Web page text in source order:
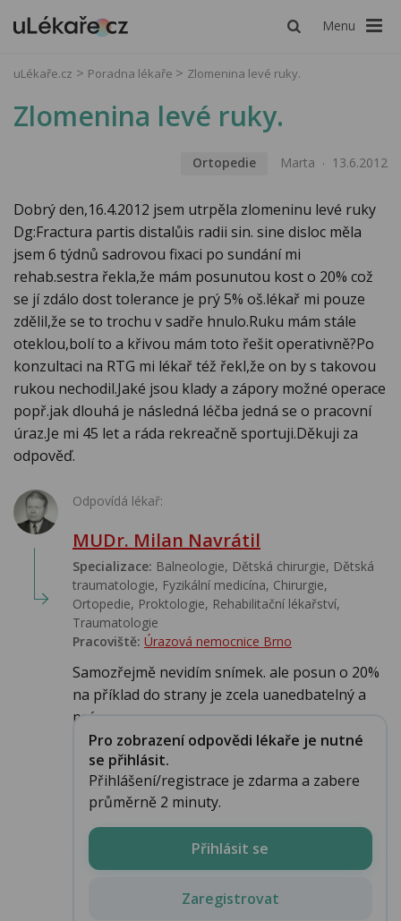
Menu
uLékaře.cz Poradna lékaře Zlomenina levé ruky.
Zlomenina levé ruky.
Ortopedie Marta 13.6.2012
Dobrý den,16.4.2012 jsem utrpěla zlomeninu levé ruky
Dg:Fractura partis distalůis radii sin. sine disloc měla
jsem 6 týdnů sadrovou fixaci po sundání mi
rehab.sestra řekla,že mám posunutou kost o 20% což
se jí zdálo dost tolerance je prý 5% oš.lékař mi pouze
zdělil,že se to trochu v sadře hnulo.Ruku mám stále
oteklou,bolí to a křivou mám toto řešit operativně?Po
konzultaci na RTG mi lékař též řekl,že on by s takovou
rukou nechodil.Jaké jsou klady a zápory možné operace
popř.jak dlouhá je následná léčba jedná se o pracovní
úraz.Je mi 45 let a ráda rekreačně sportuji.Děkuji za
odpověď.
Odpovídá lékař:
MUDr. Milan Navrátil
Specializace: Balneologie, Dětská chirurgie, Dětská
traumatologie, Fyzikální medicína, Chirurgie,
Ortopedie, Proktologie, Rehabilitační lékařství‎,
Traumatologie
Pracoviště: Úrazová nemocnice Brno
Samozřejmě nevidím snímek. ale posun o 20%
na příklad do strany je zcela uanedbatelný a
práv...
Pro zobrazení odpovědi lékaře je nutné
se přihlásit.
Přihlášení/registrace je zdarma a zabere
průměrně 2 minuty.
Přihlásit se
Zaregistrovat